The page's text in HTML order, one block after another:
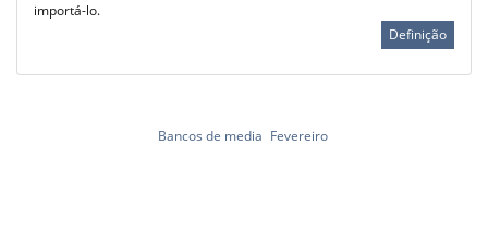
importá-lo.
Bancos de media Fevereiro